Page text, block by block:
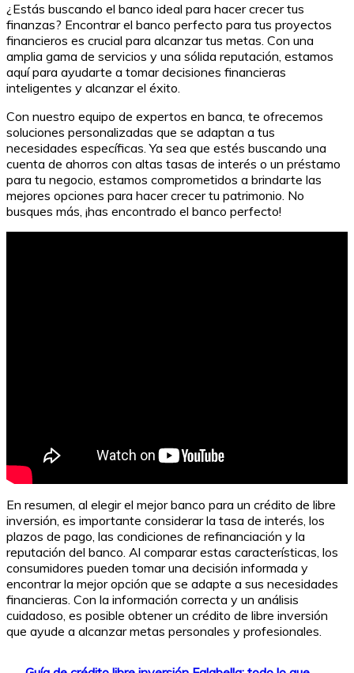
¿Estás buscando el banco ideal para hacer crecer tus
finanzas? Encontrar el banco perfecto para tus proyectos
financieros es crucial para alcanzar tus metas. Con una
amplia gama de servicios y una sólida reputación, estamos
aquí para ayudarte a tomar decisiones financieras
inteligentes y alcanzar el éxito.
Con nuestro equipo de expertos en banca, te ofrecemos
soluciones personalizadas que se adaptan a tus
necesidades específicas. Ya sea que estés buscando una
cuenta de ahorros con altas tasas de interés o un préstamo
para tu negocio, estamos comprometidos a brindarte las
mejores opciones para hacer crecer tu patrimonio. No
busques más, ¡has encontrado el banco perfecto!
En resumen, al elegir el mejor banco para un crédito de libre
inversión, es importante considerar la tasa de interés, los
plazos de pago, las condiciones de refinanciación y la
reputación del banco. Al comparar estas características, los
consumidores pueden tomar una decisión informada y
encontrar la mejor opción que se adapte a sus necesidades
financieras. Con la información correcta y un análisis
cuidadoso, es posible obtener un crédito de libre inversión
que ayude a alcanzar metas personales y profesionales.